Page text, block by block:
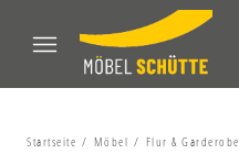
Startseite Möbel Flur & Garderobe